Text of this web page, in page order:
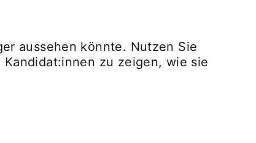
aussehen könnte. Nutzen Sie
zu zeigen, wie sie